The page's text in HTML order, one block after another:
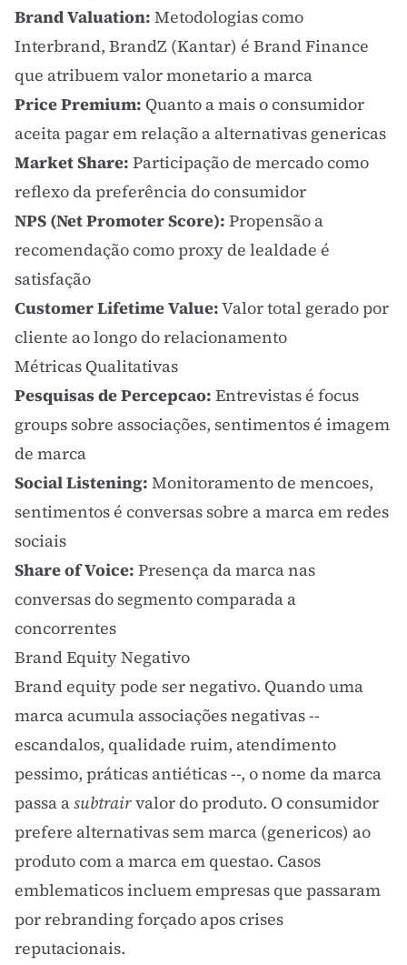
Brand Valuation: Metodologias como
Interbrand, BrandZ (Kantar) é Brand Finance
que atribuem valor monetario a marca
Price Premium: Quanto a mais o consumidor
aceita pagar em relação a alternativas genericas
Market Share: Participação de mercado como
reflexo da preferência do consumidor
NPS (Net Promoter Score): Propensão a
recomendação como proxy de lealdade é
satisfação
Customer Lifetime Value:Valor total gerado por
cliente ao longo do relacionamento
Métricas Qualitativas
Pesquisas de Percepcao: Entrevistas é focus
groups sobre associações, sentimentos é imagem
de marca
Social Listening: Monitoramento de mencoes,
sentimentos é conversas sobre a marca em redes
sociais
Share of Voice: Presença da marca nas
conversas do segmento comparada a
concorrentes
Brand Equity Negativo
Brand equity pode ser negativo. Quando uma
marca acumula associações negativas --
escandalos, qualidade ruim, atendimento
pessimo, práticas antiéticas --, o nome da marca
passa asubtrairvalor do produto. O consumidor
prefere alternativas sem marca (genericos) ao
produto com a marca em questao. Casos
emblematicos incluem empresas que passaram
por rebranding forçado apos crises
reputacionais.